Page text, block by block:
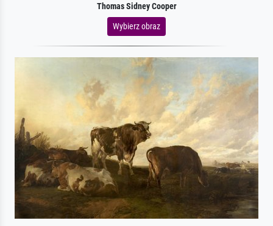
Thomas Sidney Cooper
Wybierz obraz